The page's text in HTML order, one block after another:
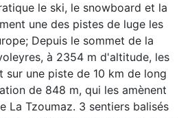
le ski, le snowboard et la
une des pistes de luge les
Depuis le sommet de la
à 2354 m d'altitude, les
sur une piste de 10 km de long
de 848 m, qui les amènent
La Tzoumaz. 3 sentiers balisés